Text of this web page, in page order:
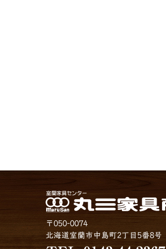
〒050-0074
北海道室蘭市中島町2丁目5番8号